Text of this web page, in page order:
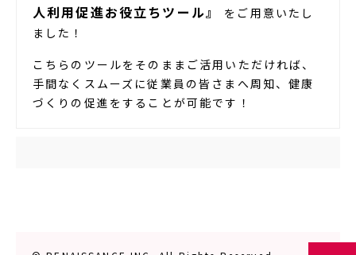
人利用促進お役立ちツール』
をご用意いたし
ました！
こちらのツールをそのままご活用いただければ、
手間なくスムーズに従業員の皆さまへ周知、健康
づくりの促進をすることが可能です！